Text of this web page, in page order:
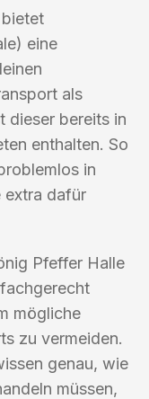
eine
als
dieser bereits in
enthalten. So
in
extra dafür
Pfeffer Halle
mögliche
zu vermeiden.
genau, wie
müssen,